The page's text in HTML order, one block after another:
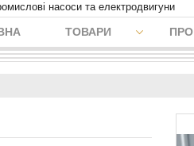
насоси та електродвигуни
ТОВАРИ